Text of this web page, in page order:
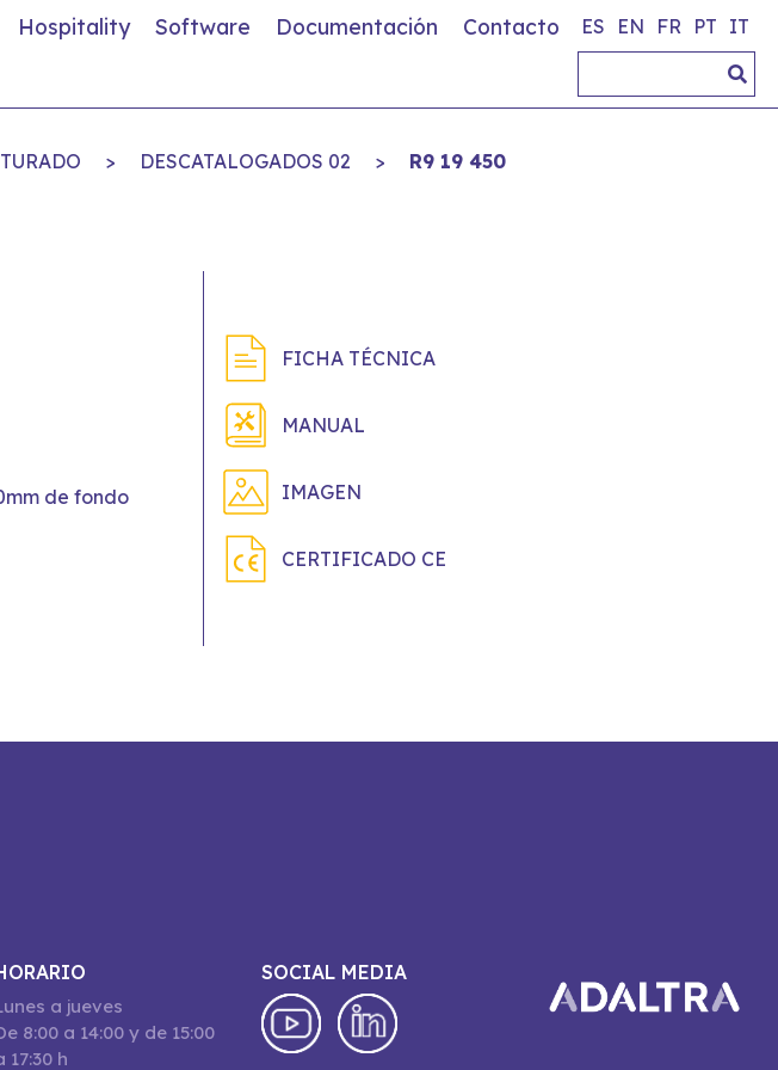
Hospitality Software Documentación Contacto ES EN FR PT IT
> DESCATALOGADOS 02 > R9 19 450
de fondo
FICHA TÉCNICA
MANUAL
IMAGEN
CERTIFICADO CE
a jueves
8:00 a 14:00 y de 15:00
17:30 h
SOCIAL MEDIA